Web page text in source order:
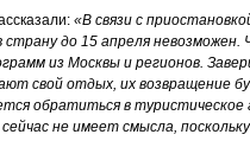
«В связи с
страну до 15 апреля
из Москвы и регионов.
свой отдых, их возвращение
обратиться в
не имеет смысла,